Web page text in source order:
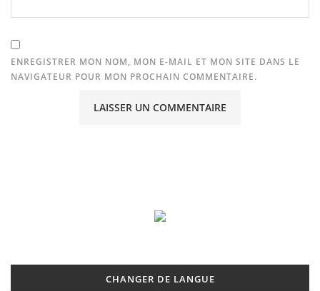
ENREGISTRER MON NOM, MON E-MAIL ET MON SITE DANS LE
NAVIGATEUR POUR MON PROCHAIN COMMENTAIRE.
CHANGER DE LANGUE